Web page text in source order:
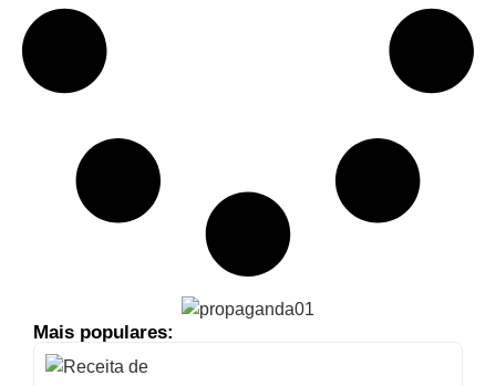
Mais populares: